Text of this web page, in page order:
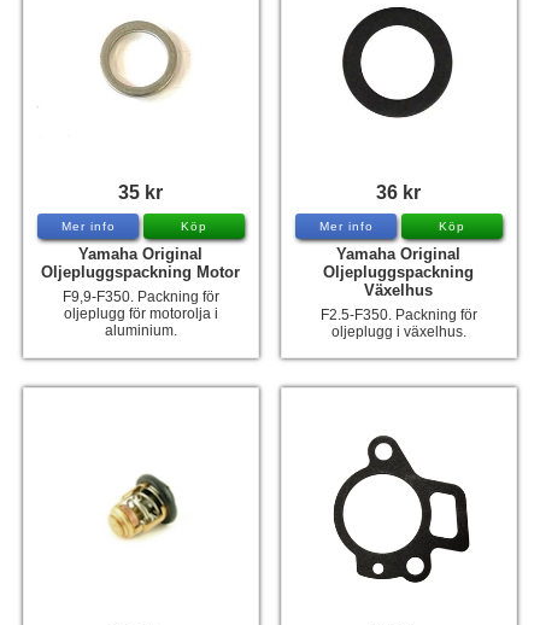
35 kr
Mer info Köp
Yamaha Original
Oljepluggspackning Motor
F9,9-F350. Packning för
oljeplugg för motorolja i
aluminium.
36 kr
Mer info Köp
Yamaha Original
Oljepluggspackning
Växelhus
F2.5-F350. Packning för
oljeplugg i växelhus.